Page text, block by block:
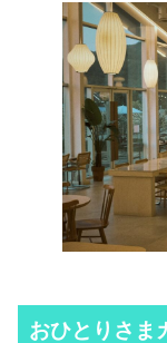
おひとりさま